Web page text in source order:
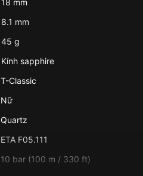
18 mm
8.1 mm
45 g
Kính sapphire
T-Classic
Nữ
Quartz
ETA F05.111
10 bar (100 m / 330 ft)